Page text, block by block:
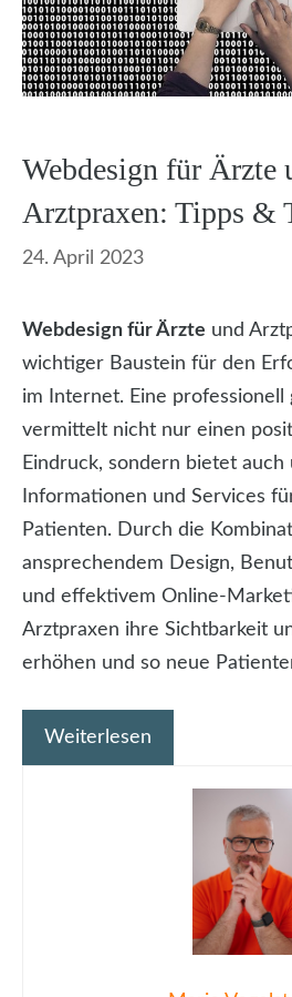
Webdesign für Ärzte
Arztpraxen: Tipps &
24. April 2023
Webdesign für Ärzte und
wichtiger Baustein für den
im Internet. Eine professionell
vermittelt nicht nur einen
Eindruck, sondern bietet auch
Informationen und Services
Patienten. Durch die
ansprechendem Design,
und effektivem Online-
Arztpraxen ihre Sichtbarkeit
erhöhen und so neue
Weiterlesen